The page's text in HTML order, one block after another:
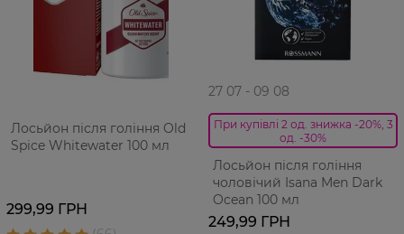
Лосьйон після гоління Old
Spice Whitewater 100 мл
299,99 ГРН
27 07 - 09 08
При купівлі 2 од. знижка -20%, 3
од. -30%
Лосьйон після гоління
чоловічий Isana Men Dark
Ocean 100 мл
249,99 ГРН